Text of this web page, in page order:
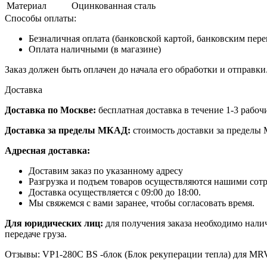
Материал
Оцинкованная сталь
Способы оплаты:
Безналичная оплата (банковской картой, банковским
Оплата наличными (в магазине)
Заказ должен быть оплачен до начала его обработки и
Доставка
Доставка по Москве: бесплатная доставка в течение 1-3
Доставка за пределы МКАД: стоимость доставки за
Адресная доставка:
Доставим заказ по указанному адресу
Разгрузка и подъем товаров осуществляются нашими
Доставка осуществляется с 09:00 до 18:00.
Мы свяжемся с вами заранее, чтобы согласовать время.
Для юридических лиц: для получения заказа необходимо
передаче груза.
Отзывы: VP1-280C BS -блок (Блок рекуперации тепла) для